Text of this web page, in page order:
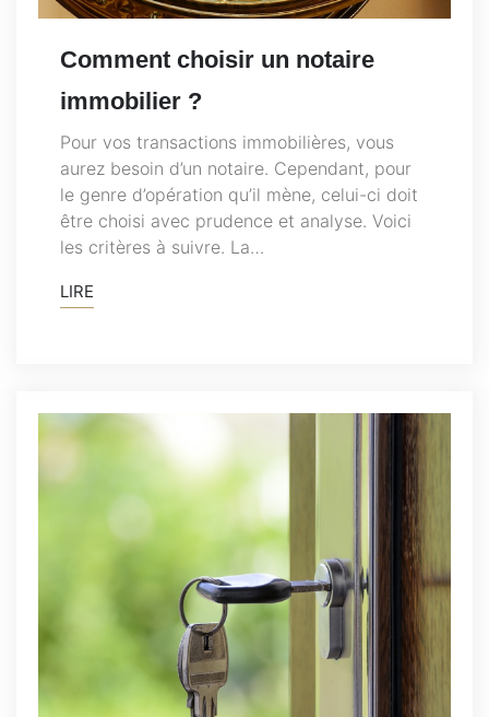
Comment choisir un notaire
immobilier ?
Pour vos transactions immobilières, vous
aurez besoin d’un notaire. Cependant, pour
le genre d’opération qu’il mène, celui-ci doit
être choisi avec prudence et analyse. Voici
les critères à suivre. La…
LIRE